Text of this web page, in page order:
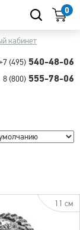
0
кабинет
(495) 540-48-06
8 (800) 555-78-06
11 см